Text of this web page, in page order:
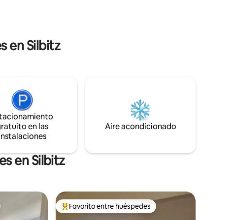
flexible
en Silbitz
en las
Aire acondicionado
en Silbitz
Favorito entre huéspedes preferido
Favorito entre huéspedes